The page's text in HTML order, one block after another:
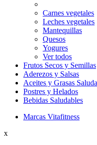
Carnes vegetales
Leches vegetales
Mantequillas
Quesos
Yogures
Ver todos
Frutos Secos y Semillas
Aderezos y Salsas
Aceites y Grasas
Postres y Helados
Bebidas Saludables
Marcas Vitafitness
x